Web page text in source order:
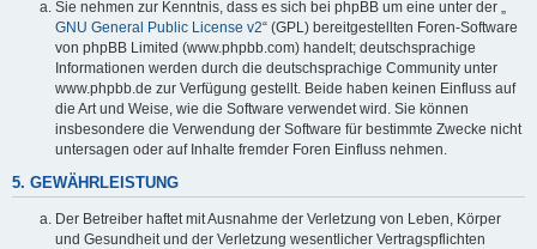
Sie nehmen zur Kenntnis, dass es sich bei phpBB um eine unter der „
GNU General Public License v2“ (GPL) bereitgestellten Foren-Software
von phpBB Limited (www.phpbb.com) handelt; deutschsprachige
Informationen werden durch die deutschsprachige Community unter
www.phpbb.de zur Verfügung gestellt. Beide haben keinen Einfluss auf
die Art und Weise, wie die Software verwendet wird. Sie können
insbesondere die Verwendung der Software für bestimmte Zwecke nicht
untersagen oder auf Inhalte fremder Foren Einfluss nehmen.
5. GEWÄHRLEISTUNG
Der Betreiber haftet mit Ausnahme der Verletzung von Leben, Körper
und Gesundheit und der Verletzung wesentlicher Vertragspflichten